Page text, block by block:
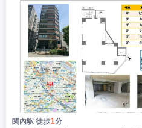
関內駅 徒歩1分